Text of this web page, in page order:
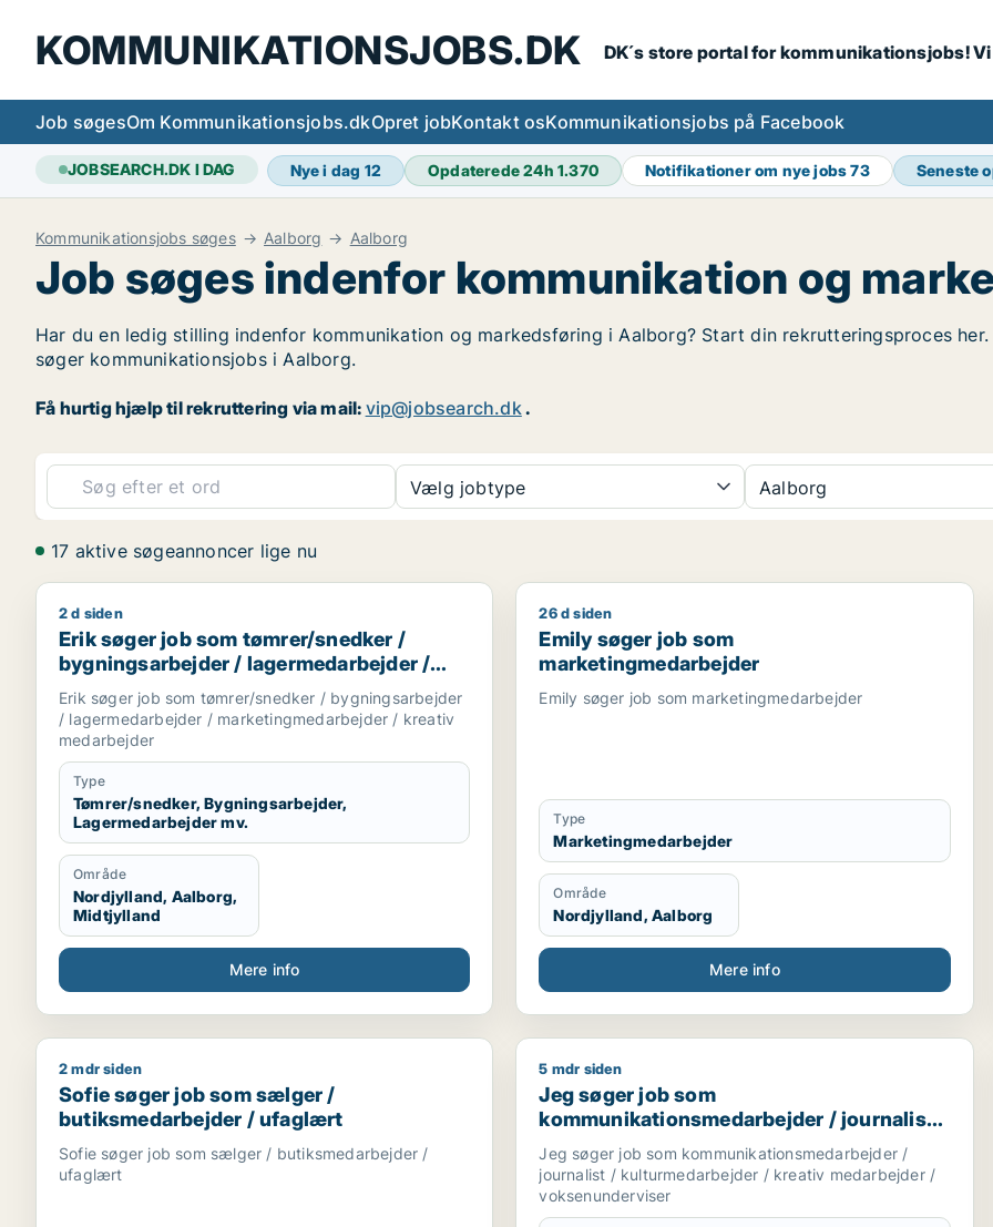
KOMMUNIKATIONSJOBS.DK DK´s store portal for kommunikationsjobs!
Job søgesOm Kommunikationsjobs.dkOpret jobKontakt osKommunikationsjobs på Facebook
JOBSEARCH.DK I DAG Nye i dag 12 Opdaterede 24h1.370 Notifikationer om nye jobs73 Seneste
Kommunikationsjobs søges Aalborg Aalborg
Job søges indenfor kommunikation og
Har du en ledig stilling indenfor kommunikation og markedsføring i Aalborg? Start din rekrutteringsproces
søger kommunikationsjobs i Aalborg.
Få hurtig hjælp til rekruttering via mail: vip@jobsearch.dk.
Vælg jobtype Aalborg
17 aktive søgeannoncer lige nu
Erik søger job som tømrer/snedker / bygningsarbejder / lagermedarbejder / marketingmedarbejder / kreativ
2 d siden
Erik søger job som tømrer/snedker /
bygningsarbejder / lagermedarbejder /
marketingmedarbejder / kreativ
medarbejder
Erik søger job som tømrer/snedker / bygningsarbejder
/ lagermedarbejder / marketingmedarbejder / kreativ
medarbejder
Type
Tømrer/snedker, Bygningsarbejder,
Lagermedarbejder mv.
Område
Nordjylland, Aalborg,
Midtjylland
Mere info
Emily søger job som marketingmedarbejder
26 d siden
Emily søger job som
marketingmedarbejder
Emily søger job som marketingmedarbejder
Type
Marketingmedarbejder
Område
Nordjylland, Aalborg
Mere info
Sofie søger job som sælger / butiksmedarbejder / ufaglært
2 mdr siden
Sofie søger job som sælger /
butiksmedarbejder / ufaglært
Sofie søger job som sælger / butiksmedarbejder /
ufaglært
Jeg søger job som kommunikationsmedarbejder /
5 mdr siden
Jeg søger job som
kommunikationsmedarbejder / journalist /
kulturmedarbejder / kreativ medarbejder /
voksenunderviser
Jeg søger job som kommunikationsmedarbejder /
journalist / kulturmedarbejder / kreativ medarbejder /
voksenunderviser